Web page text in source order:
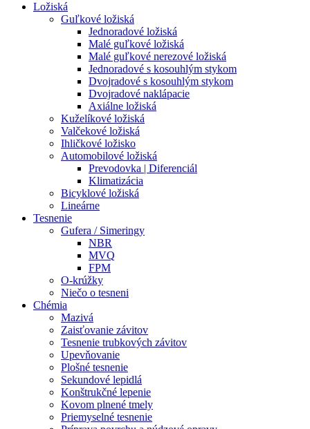
Ložiská
Guľkové ložiská
Jednoradové ložiská
Malé guľkové ložiská
Malé guľkové nerezové ložiská
Jednoradové s kosouhlým stykom
Dvojradové s kosouhlým stykom
Dvojradové naklápacie
Axiálne ložiská
Kuželíkové ložiská
Valčekové ložiská
Ihličkové ložisko
Automobilové ložiská
Prevodovka | Diferenciál
Klimatizácia
Bicyklové ložiská
Lineárne
Tesnenie
Gufera / Simeringy
NBR
MVQ
FPM
O-krúžky
Niečo o tesneni
Chémia
Mazivá
Zaisťovanie závitov
Tesnenie trubkových závitov
Upevňovanie
Plošné tesnenie
Sekundové lepidlá
Konštrukčné lepenie
Kovom plnené tmely
Priemyselné tesnenie